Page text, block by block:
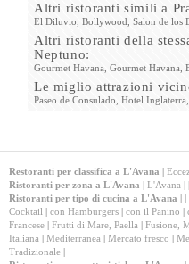
Altri ristoranti simili a
El Diluvio, Bollywood, Salon de los
Altri ristoranti della
Neptuno:
Gourmet Havana, Gourmet Havana,
Le miglio attrazioni
Paseo de Consulado, Hotel Inglaterra,
Restoranti per classifica a L'Avana |
Ristoranti per zona a L'Avana | L'Avana | |
Ristoranti per tipo di cucina a L'Avana | |
Cocktail | con Hamburgers | con il Panino |
Francese | Frutti di Mare, Paella | Fusione,
Italiana | Mediterranea | Mercato fresco |
Tradizionale |